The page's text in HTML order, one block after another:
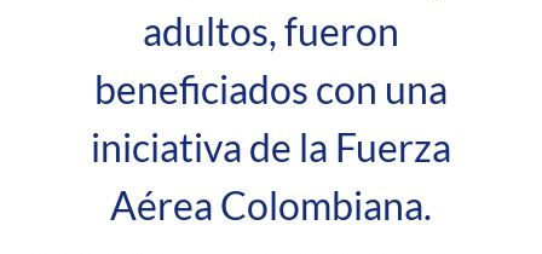
adultos, fueron
beneficiados con una
iniciativa de la Fuerza
Aérea Colombiana.